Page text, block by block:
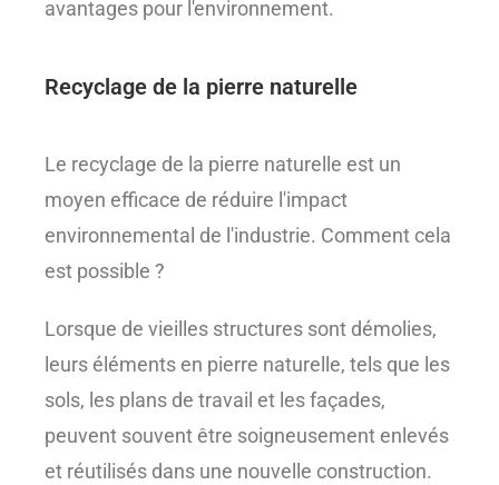
avantages pour l'environnement.
Recyclage de la pierre naturelle
Le recyclage de la pierre naturelle est un
moyen efficace de réduire l'impact
environnemental de l'industrie. Comment cela
est possible ?
Lorsque de vieilles structures sont démolies,
leurs éléments en pierre naturelle, tels que les
sols, les plans de travail et les façades,
peuvent souvent être soigneusement enlevés
et réutilisés dans une nouvelle construction.